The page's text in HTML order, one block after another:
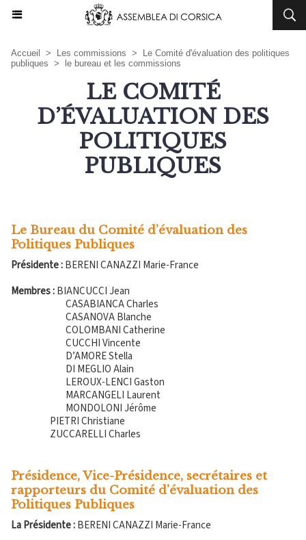
Accueil > Les commissions >
Le Comité d'évaluation des politiques
publiques > le bureau et les commissions
LE COMITÉ
D’ÉVALUATION DES
POLITIQUES
PUBLIQUES
Le Bureau du Comité d’évaluation des
Politiques Publiques
Présidente :BERENI CANAZZI Marie-France
Membres :BIANCUCCI Jean
CASABIANCA Charles
CASANOVA Blanche
COLOMBANI Catherine
CUCCHI Vincente
D’AMORE Stella
DI MEGLIO Alain
LEROUX-LENCI Gaston
MARCANGELI Laurent
MONDOLONI Jérôme
PIETRI Christiane
ZUCCARELLI Charles
Présidence, Vice-Présidence, secrétaires et
rapporteurs du Comité d'évaluation des
Politiques Publiques
La Présidente :BERENI CANAZZI Marie-France